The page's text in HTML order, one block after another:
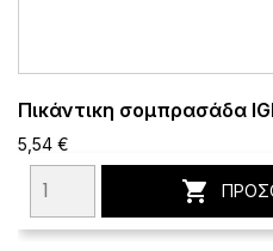
Πικάντικη σομπρασάδα
5,54 €
